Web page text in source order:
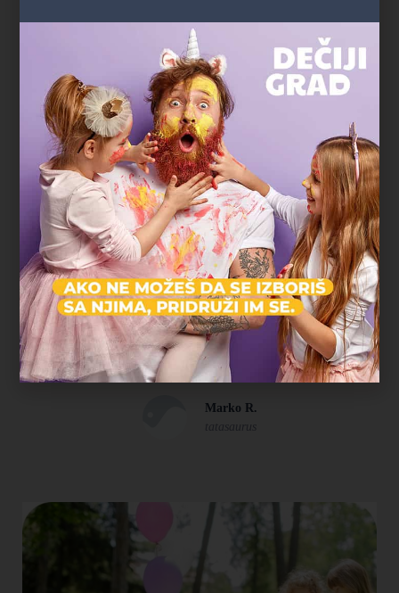
U komšiluku
"Najveća prednost bila je što nismo morali nigde
da mrdnemo. Rođendan je organizovan u parku
blizu naše zgrade, deca su se igrala satima, a
komšije i prijatelji su mogli lako da nam se
pridruže. Baš jednostavno, opušteno i bez stresa."
Marko R.
tatasaurus